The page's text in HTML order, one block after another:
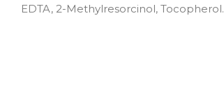
EDTA, 2-Methylresorcinol, Tocopherol.